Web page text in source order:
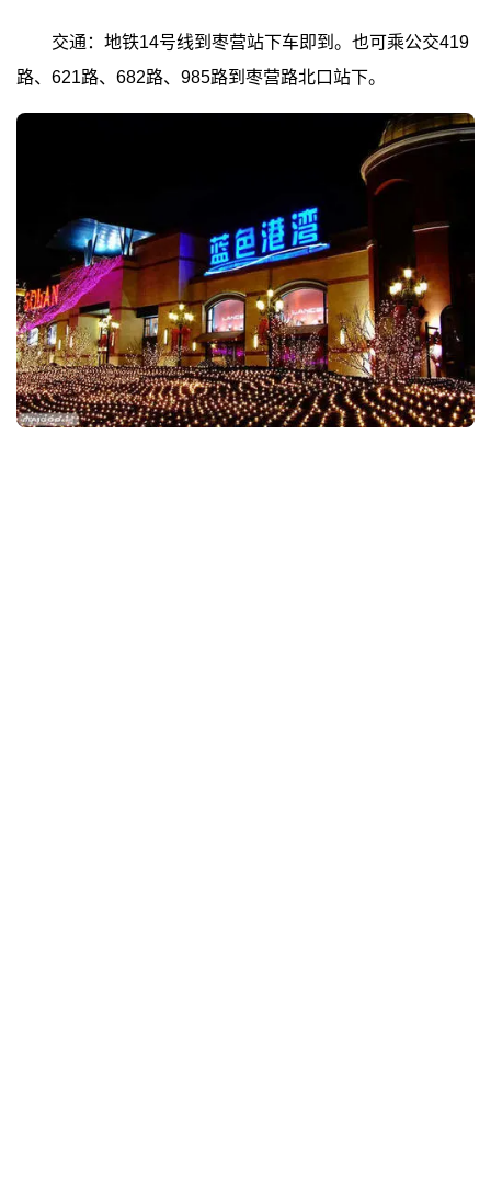
交通：地铁14号线到枣营站下车即到。也可乘公交419
路、621路、682路、985路到枣营路北口站下。